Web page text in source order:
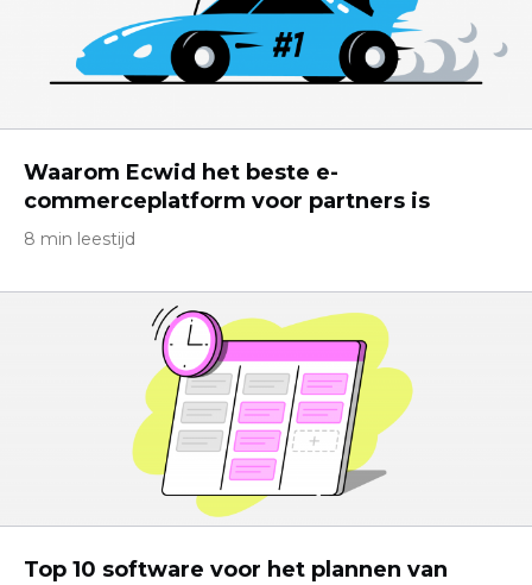
Waarom Ecwid het beste e-
commerceplatform voor partners is
8 min leestijd
Top 10 software voor het plannen van